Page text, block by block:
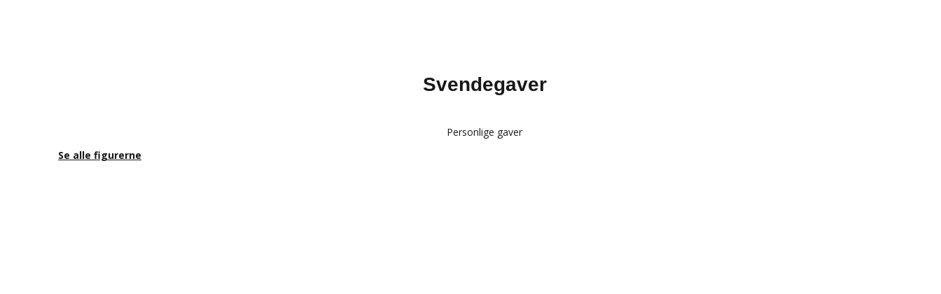
Svendegaver
Personlige gaver
Se alle figurerne